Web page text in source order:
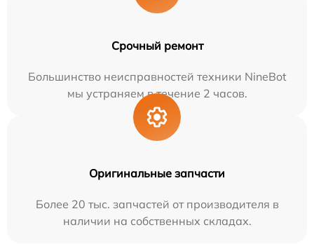
Срочный ремонт
Большинство неисправностей техники NineBot
мы устраняем в течение 2 часов.
Оригинальные запчасти
Более 20 тыс. запчастей от производителя в
наличии на собственных складах.